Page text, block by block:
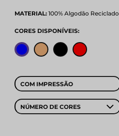
MATERIAL: 100% Algodão Reciclado
CORES DISPONÍVEIS:
COM IMPRESSÃO
NÚMERO DE CORES